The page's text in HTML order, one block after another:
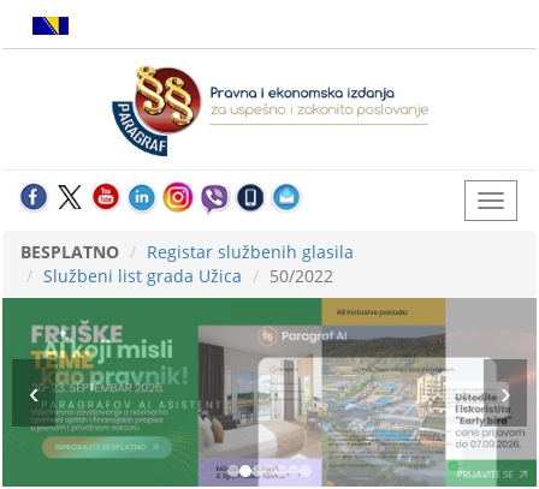
BESPLATNO
Registar službenih glasila
Službeni list grada Užica
50/2022